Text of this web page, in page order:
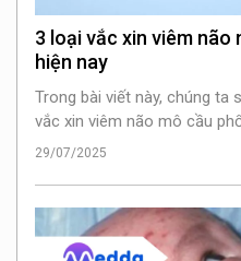
3 loại vắc xin viêm não
hiện nay
Trong bài viết này, chúng ta
vắc xin viêm não mô cầu
tại sao việc tiêm phòng là
29/07/2025